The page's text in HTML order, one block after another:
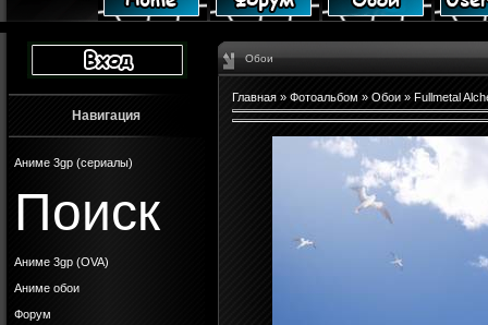
Навигация
Аниме 3gp (сериалы)
Поиск
Аниме 3gp (OVA)
Аниме обои
Форум
Обои
Главная » Фотоальбом » Обои » Fullmetal